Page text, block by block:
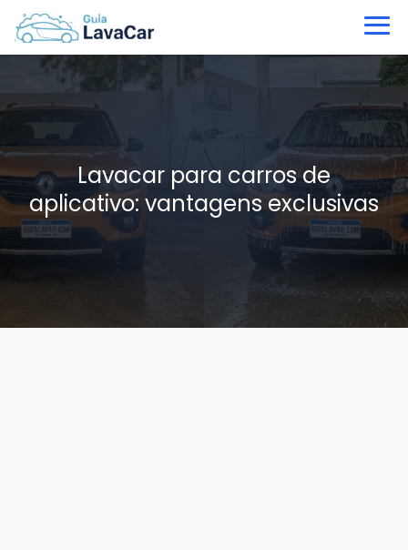
Lavacar para carros de
aplicativo: vantagens exclusivas